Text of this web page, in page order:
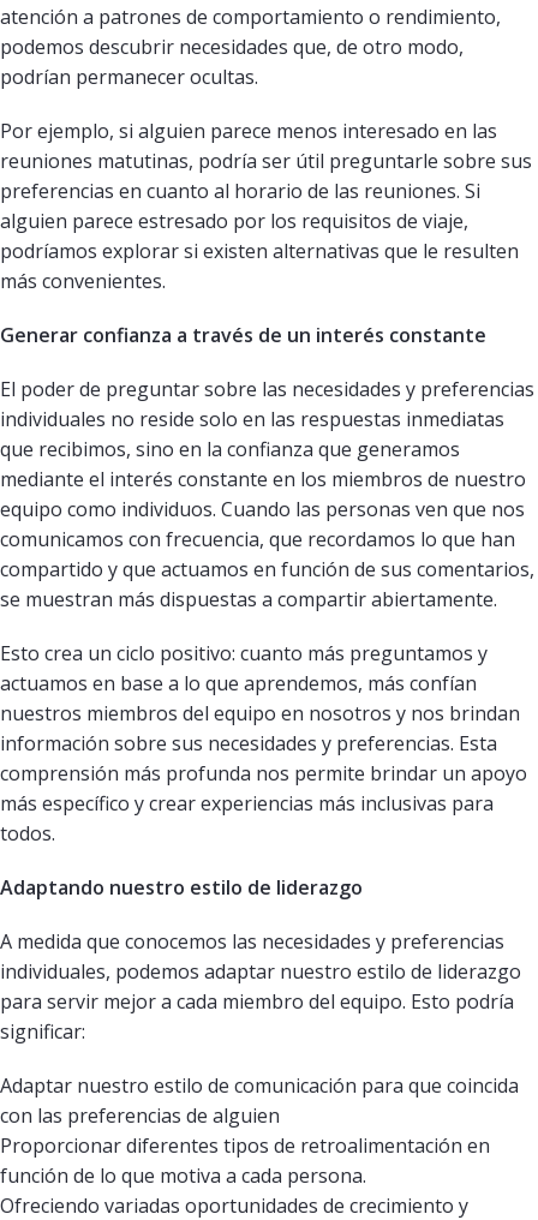
atención a patrones de comportamiento o rendimiento,
podemos descubrir necesidades que, de otro modo,
podrían permanecer ocultas.
Por ejemplo, si alguien parece menos interesado en las
reuniones matutinas, podría ser útil preguntarle sobre sus
preferencias en cuanto al horario de las reuniones. Si
alguien parece estresado por los requisitos de viaje,
podríamos explorar si existen alternativas que le resulten
más convenientes.
Generar confianza a través de un interés constante
El poder de preguntar sobre las necesidades y preferencias
individuales no reside solo en las respuestas inmediatas
que recibimos, sino en la confianza que generamos
mediante el interés constante en los miembros de nuestro
equipo como individuos. Cuando las personas ven que nos
comunicamos con frecuencia, que recordamos lo que han
compartido y que actuamos en función de sus comentarios,
se muestran más dispuestas a compartir abiertamente.
Esto crea un ciclo positivo: cuanto más preguntamos y
actuamos en base a lo que aprendemos, más confían
nuestros miembros del equipo en nosotros y nos brindan
información sobre sus necesidades y preferencias. Esta
comprensión más profunda nos permite brindar un apoyo
más específico y crear experiencias más inclusivas para
todos.
Adaptando nuestro estilo de liderazgo
A medida que conocemos las necesidades y preferencias
individuales, podemos adaptar nuestro estilo de liderazgo
para servir mejor a cada miembro del equipo. Esto podría
significar:
Adaptar nuestro estilo de comunicación para que coincida
con las preferencias de alguien
Proporcionar diferentes tipos de retroalimentación en
función de lo que motiva a cada persona.
Ofreciendo variadas oportunidades de crecimiento y